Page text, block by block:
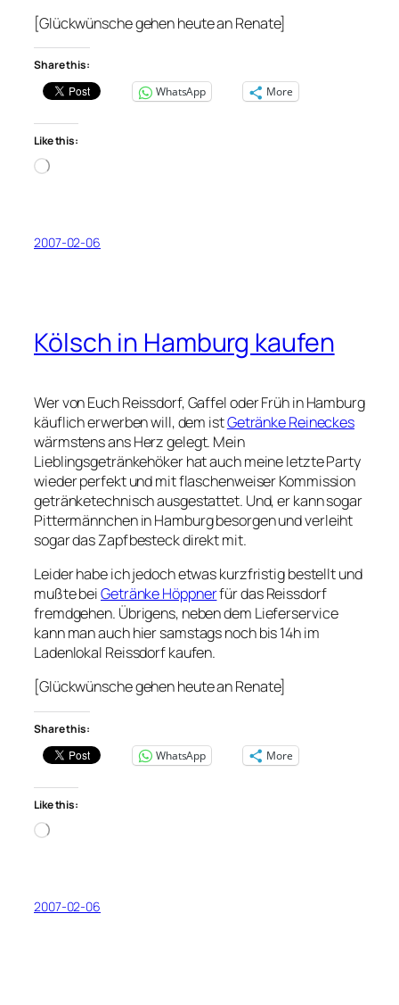
[Glückwünsche gehen heute an Renate]
Share this:
WhatsApp
More
Like this:
Loading…
2007-02-06
Kölsch in Hamburg kaufen
Wer von Euch Reissdorf, Gaffel oder Früh in Hamburg
käuflich erwerben will, dem istGetränke Reineckes
wärmstens ans Herz gelegt. Mein
Lieblingsgetränkehöker hat auch meine letzte Party
wieder perfekt und mit flaschenweiser Kommission
getränketechnisch ausgestattet. Und, er kann sogar
Pittermännchen in Hamburg besorgen und verleiht
sogar das Zapfbesteck direkt mit.
Leider habe ich jedoch etwas kurzfristig bestellt und
mußte beiGetränke Höppnerfür das Reissdorf
fremdgehen. Übrigens, neben dem Lieferservice
kann man auch hier samstags noch bis 14h im
Ladenlokal Reissdorf kaufen.
[Glückwünsche gehen heute an Renate]
Share this:
WhatsApp
More
Like this:
Loading…
2007-02-06